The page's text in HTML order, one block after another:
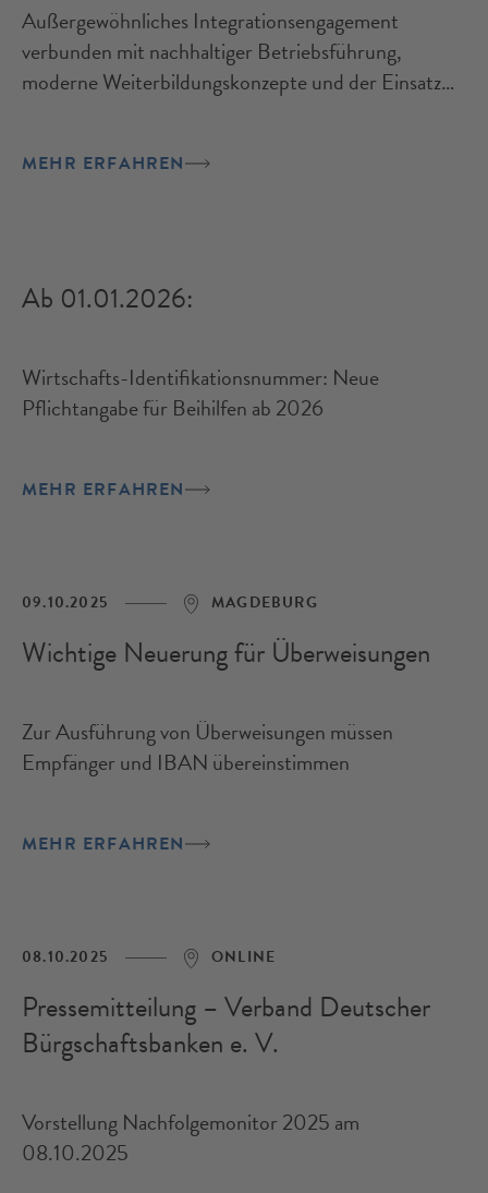
Außergewöhnliches Integrationsengagement
verbunden mit nachhaltiger Betriebsführung,
moderne Weiterbildungskonzepte und der Einsatz
ausgezeichneten Preisträger.
MEHR ERFAHREN
Ab 01.01.2026:
Wirtschafts-Identifikationsnummer: Neue
Pflichtangabe für Beihilfen ab 2026
MEHR ERFAHREN
09.10.2025 MAGDEBURG
Wichtige Neuerung für Überweisungen
Zur Ausführung von Überweisungen müssen
Empfänger und IBAN übereinstimmen
MEHR ERFAHREN
08.10.2025 ONLINE
Pressemitteilung – Verband Deutscher
Bürgschaftsbanken e. V.
Vorstellung Nachfolgemonitor 2025 am
08.10.2025